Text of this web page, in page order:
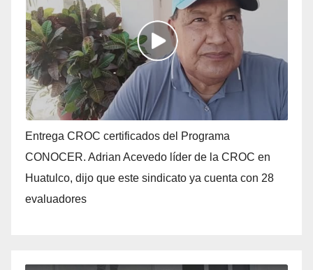
Entrega CROC certificados del Programa
CONOCER. Adrian Acevedo líder de la CROC en
Huatulco, dijo que este sindicato ya cuenta con 28
evaluadores